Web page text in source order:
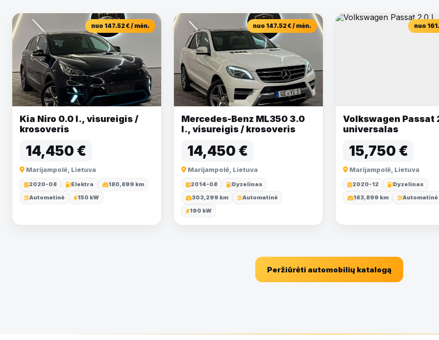
nuo 147.52 € / mėn.
Kia Niro 0.0 l., visureigis /
krosoveris
14,450 €
Marijampolė, Lietuva
2020-08 Elektra
180,899 km
Automatinė
150 kW
nuo 147.52 € / mėn.
Mercedes-Benz ML350 3.0
l., visureigis / krosoveris
14,450 €
Marijampolė, Lietuva
2014-08
Dyzelinas
303,299 km
Automatinė
190 kW
nuo
Volkswagen Passat
universalas
15,750 €
Marijampolė, Lietuva
2020-12
Dyzelinas
183,899 km
Automatinė
Peržiūrėti automobilių katalogą